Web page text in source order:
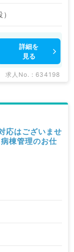
詳細を
見る
求人No. : 634198
応はございませ
棟管理のお仕